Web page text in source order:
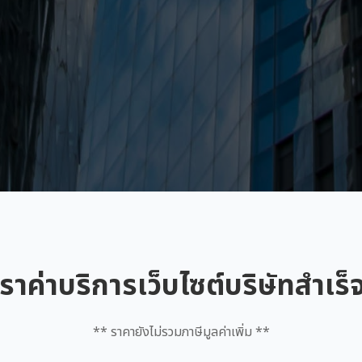
าค่าบริการเว็บไซต์บริษัทสำเร็
** ราคายังไม่รวมภาษีมูลค่าเพิ่ม **